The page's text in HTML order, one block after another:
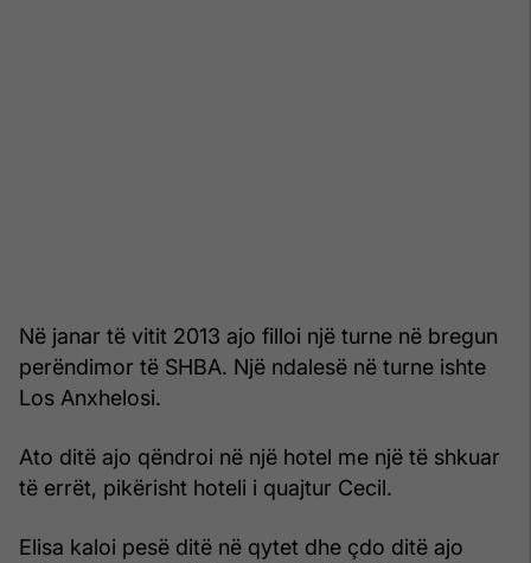
Në janar të vitit 2013 ajo filloi një turne në bregun
perëndimor të SHBA. Një ndalesë në turne ishte
Los Anxhelosi.
Ato ditë ajo qëndroi në një hotel me një të shkuar
të errët, pikërisht hoteli i quajtur Cecil.
Elisa kaloi pesë ditë në qytet dhe çdo ditë ajo